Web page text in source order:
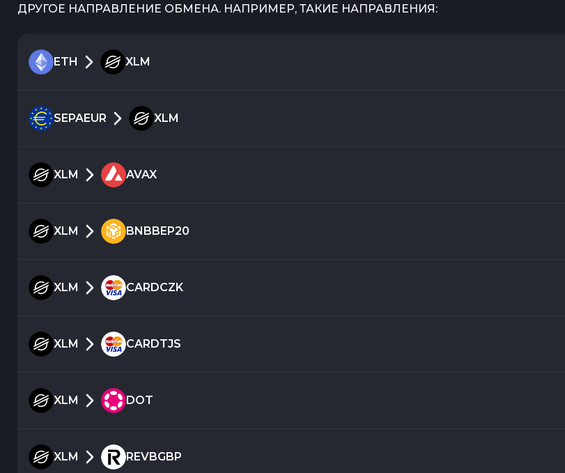
ДРУГОЕ НАПРАВЛЕНИЕ ОБМЕНА. НАПРИМЕР, ТАКИЕ НАПРАВЛЕНИЯ:
ETH XLM
SEPAEUR XLM
XLM AVAX
XLM BNBBEP20
XLM CARDCZK
XLM CARDTJS
XLM DOT
XLM REVBGBP